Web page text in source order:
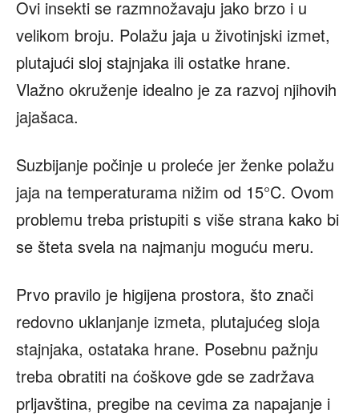
Ovi insekti se razmnožavaju jako brzo i u
velikom broju. Polažu jaja u životinjski izmet,
plutajući sloj stajnjaka ili ostatke hrane.
Vlažno okruženje idealno je za razvoj njihovih
jajašaca.
Suzbijanje počinje u proleće jer ženke polažu
jaja na temperaturama nižim od 15°C. Ovom
problemu treba pristupiti s više strana kako bi
se šteta svela na najmanju moguću meru.
Prvo pravilo je higijena prostora, što znači
redovno uklanjanje izmeta, plutajućeg sloja
stajnjaka, ostataka hrane. Posebnu pažnju
treba obratiti na ćoškove gde se zadržava
prljavština, pregibe na cevima za napajanje i